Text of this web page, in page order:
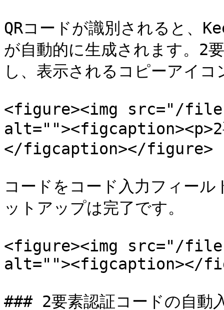
QRコードが識別されると、
が自動的に生成されます。2
し、表示されるコピーアイ
<figure><img src="/files/
alt=""><figcaption><p>2
</figcaption></figure>
コードをコード入力フィー
ットアップは完了です。
<figure><img src="/files/
alt=""><figcaption></
### 2要素認証コードの自動